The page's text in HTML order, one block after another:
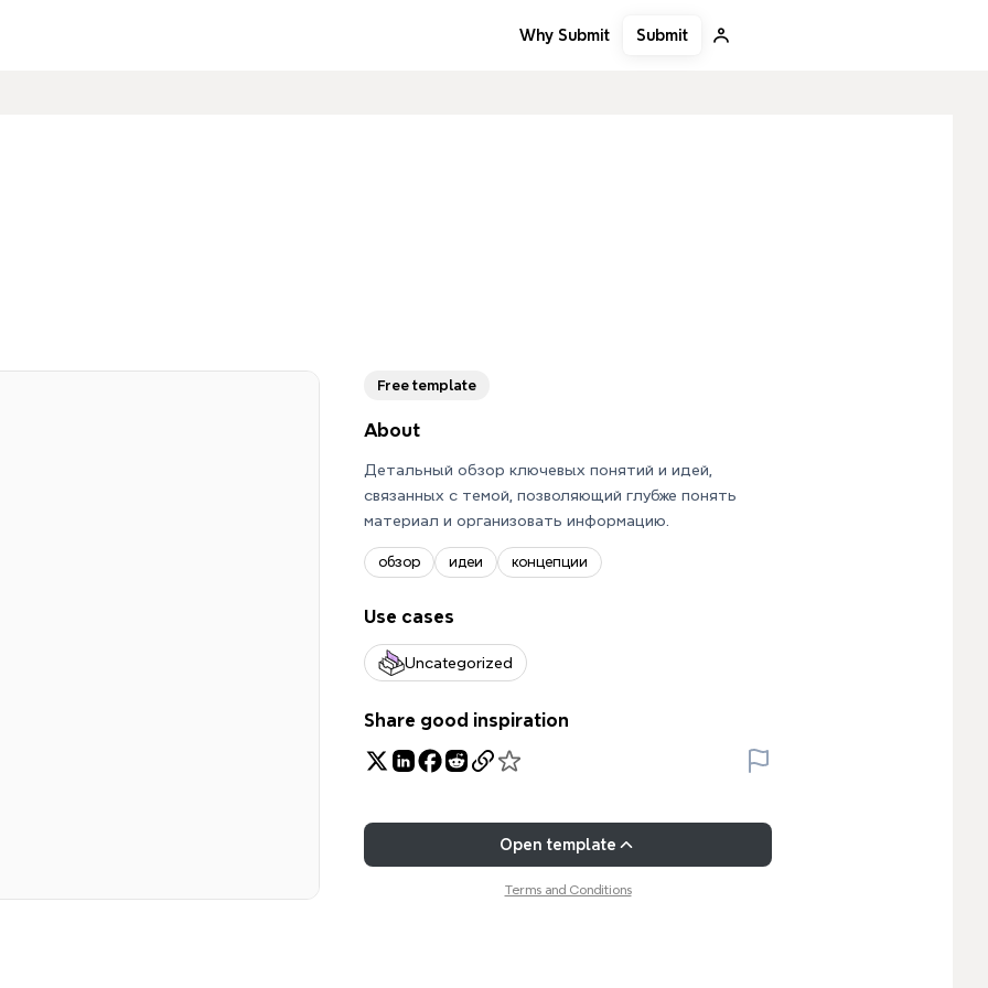
Why Submit Submit
Free template
Open template
Terms and Conditions
About
Детальный обзор ключевых понятий и идей,
связанных с темой, позволяющий глубже понять
материал и организовать информацию.
обзор идеи концепции
Use cases
Uncategorized
Share good inspiration